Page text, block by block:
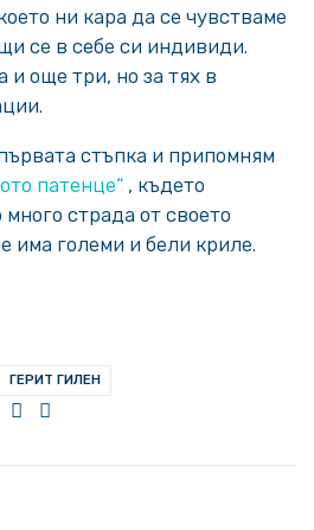
ни кара да се чувстваме
се в себе си индивиди.
и още три, но за тях в
стъпка и припомням
патенце“ , където
страда от своето
има големи и бели криле.
ГЕРИТ ГИЛЕН